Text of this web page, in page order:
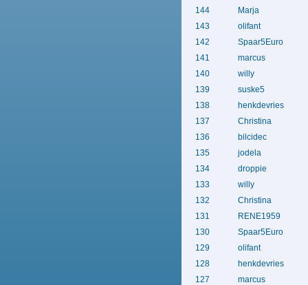
144
Marja
143
olifant
142
Spaar5Euro
141
marcus
140
willy
139
suske5
138
henkdevries
137
Christina
136
bilcidec
135
jodela
134
droppie
133
willy
132
Christina
131
RENE1959
130
Spaar5Euro
129
olifant
128
henkdevries
127
marcus